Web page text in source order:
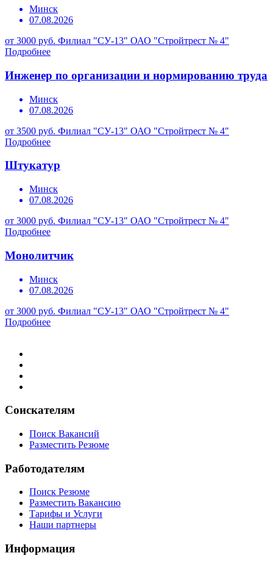
Минск
07.08.2026
от 3000 руб. Филиал "СУ-13" ОАО "Стройтрест № 4"
Подробнее
Инженер по организации и нормированию труда
Минск
07.08.2026
от 3500 руб. Филиал "СУ-13" ОАО "Стройтрест № 4"
Подробнее
Штукатур
Минск
07.08.2026
от 3000 руб. Филиал "СУ-13" ОАО "Стройтрест № 4"
Подробнее
Монолитчик
Минск
07.08.2026
от 3000 руб. Филиал "СУ-13" ОАО "Стройтрест № 4"
Подробнее
Соискателям
Поиск Вакансий
Разместить Резюме
Работодателям
Поиск Резюме
Разместить Вакансию
Тарифы и Услуги
Наши партнеры
Информация